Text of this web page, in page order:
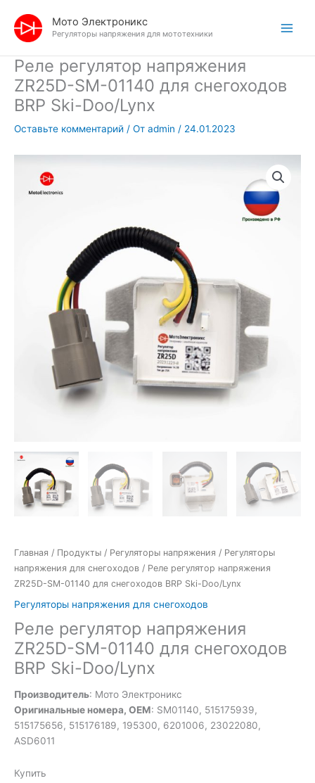
содержимому
Мото Электроникс
Регуляторы напряжения для мототехники
Реле регулятор напряжения
ZR25D-SM-01140 для снегоходов
BRP Ski-Doo/Lynx
Оставьте комментарий / От admin / 24.01.2023
Главная / Продукты / Регуляторы напряжения / Регуляторы
напряжения для снегоходов / Реле регулятор напряжения
ZR25D-SM-01140 для снегоходов BRP Ski-Doo/Lynx
Регуляторы напряжения для снегоходов
Реле регулятор напряжения
ZR25D-SM-01140 для снегоходов
BRP Ski-Doo/Lynx
Производитель: Мото Электроникс
Оригинальные номера, OEM: SM01140, 515175939,
515175656, 515176189, 195300, 6201006, 23022080,
ASD6011
Купить